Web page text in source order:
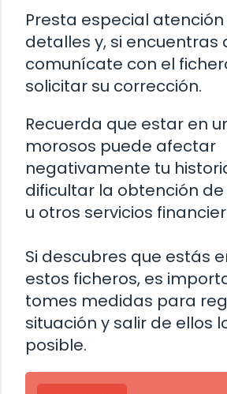
Presta especial atención
detalles y, si encuentras
comunícate con el
solicitar su corrección.
Recuerda que estar en
morosos puede afectar
negativamente tu
dificultar la obtención
u otros servicios
Si descubres que estás
estos ficheros, es
tomes medidas para
situación y salir de ellos
posible.